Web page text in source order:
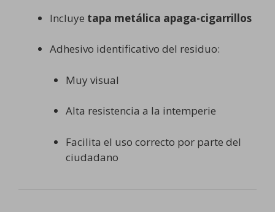
Incluye tapa metálica apaga-cigarrillos
Adhesivo identificativo del residuo:
Muy visual
Alta resistencia a la intemperie
Facilita el uso correcto por parte del
ciudadano